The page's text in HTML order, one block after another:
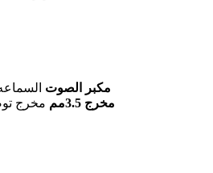
مكبر الصوت
مخرج 3.5مم
مخرج